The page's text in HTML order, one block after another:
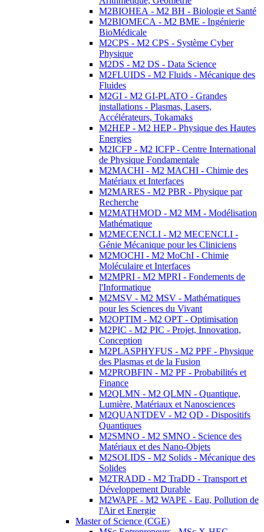
M2BIOHEA - M2 BH - Biologie et Santé
M2BIOMECA - M2 BME - Ingénierie
BioMédicale
M2CPS - M2 CPS - Système Cyber
Physique
M2DS - M2 DS - Data Science
M2FLUIDS - M2 Fluids - Mécanique des
Fluides
M2GI - M2 GI-PLATO - Grandes
installations - Plasmas, Lasers,
Accélérateurs, Tokamaks
M2HEP - M2 HEP - Physique des Hautes
Energies
M2ICFP - M2 ICFP - Centre International
de Physique Fondamentale
M2MACHI - M2 MACHI - Chimie des
Matériaux et Interfaces
M2MARES - M2 PBR - Physique par
Recherche
M2MATHMOD - M2 MM - Modélisation
Mathématique
M2MECENCLI - M2 MECENCLI -
Génie Mécanique pour les Cliniciens
M2MOCHI - M2 MoChI - Chimie
Moléculaire et Interfaces
M2MPRI - M2 MPRI - Fondements de
l'Informatique
M2MSV - M2 MSV - Mathématiques
pour les Sciences du Vivant
M2OPTIM - M2 OPT - Optimisation
M2PIC - M2 PIC - Projet, Innovation,
Conception
M2PLASPHYFUS - M2 PPF - Physique
des Plasmas et de la Fusion
M2PROBFIN - M2 PF - Probabilités et
Finance
M2QLMN - M2 QLMN - Quantique,
Lumière, Matériaux et Nanosciences
M2QUANTDEV - M2 QD - Dispositifs
Quantiques
M2SMNO - M2 SMNO - Science des
Matériaux et des Nano-Objets
M2SOLIDS - M2 Solids - Mécanique des
Solides
M2TRADD - M2 TraDD - Transport et
Développement Durable
M2WAPE - M2 WAPE - Eau, Pollution de
l'Air et Energie
Master of Science (CGE)